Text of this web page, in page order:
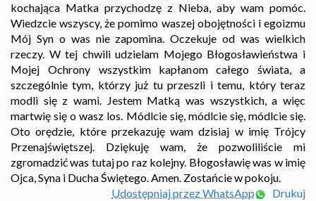
kochająca Matka przychodzę z Nieba, aby wam pomóc.
Wiedzcie wszyscy, że pomimo waszej obojętności i egoizmu
Mój Syn o was nie zapomina. Oczekuje od was wielkich
rzeczy. W tej chwili udzielam Mojego Błogosławieństwa i
Mojej Ochrony wszystkim kapłanom całego świata, a
szczególnie tym, którzy już tu przeszli i temu, który teraz
modli się z wami. Jestem Matką was wszystkich, a więc
martwię się o wasz los. Módlcie się, módlcie się, módlcie się.
Oto orędzie, które przekazuję wam dzisiaj w imię Trójcy
Przenajświętszej. Dziękuję wam, że pozwoliliście mi
zgromadzić was tutaj po raz kolejny. Błogosławię was w imię
Ojca, Syna i Ducha Świętego. Amen. Zostańcie w pokoju.
Udostępniaj przez WhatsApp
Drukuj